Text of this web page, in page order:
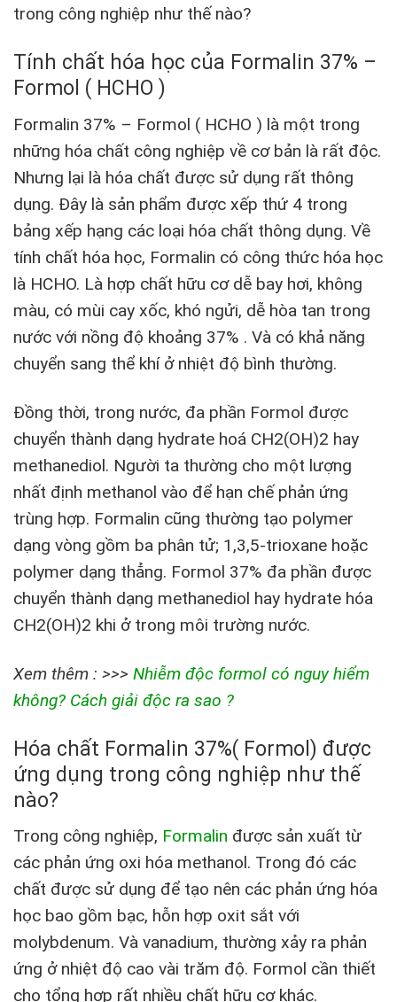
trong công nghiệp như thế nào?
Tính chất hóa học của Formalin 37% –
Formol ( HCHO )
Formalin 37% – Formol ( HCHO ) là một trong
những hóa chất công nghiệp về cơ bản là rất độc.
Nhưng lại là hóa chất được sử dụng rất thông
dụng. Đây là sản phẩm được xếp thứ 4 trong
bảng xếp hạng các loại hóa chất thông dụng. Về
tính chất hóa học, Formalin có công thức hóa học
là HCHO. Là hợp chất hữu cơ dễ bay hơi, không
màu, có mùi cay xốc, khó ngửi, dễ hòa tan trong
nước với nồng độ khoảng 37% . Và có khả năng
chuyển sang thể khí ở nhiệt độ bình thường.
Đồng thời, trong nước, đa phần Formol được
chuyển thành dạng hydrate hoá CH2(OH)2 hay
methanediol. Người ta thường cho một lượng
nhất định methanol vào để hạn chế phản ứng
trùng hợp. Formalin cũng thường tạo polymer
dạng vòng gồm ba phân tử; 1,3,5-trioxane hoặc
polymer dạng thẳng. Formol 37% đa phần được
chuyển thành dạng methanediol hay hydrate hóa
CH2(OH)2 khi ở trong môi trường nước.
Xem thêm : >>> Nhiễm độc formol có nguy hiểm
không? Cách giải độc ra sao ?
Hóa chất Formalin 37%( Formol) được
ứng dụng trong công nghiệp như thế
nào?
Trong công nghiệp, Formalin được sản xuất từ
các phản ứng oxi hóa methanol. Trong đó các
chất được sử dụng để tạo nên các phản ứng hóa
học bao gồm bạc, hỗn hợp oxit sắt với
molybdenum. Và vanadium, thường xảy ra phản
ứng ở nhiệt độ cao vài trăm độ. Formol cần thiết
cho tổng hợp rất nhiều chất hữu cơ khác.